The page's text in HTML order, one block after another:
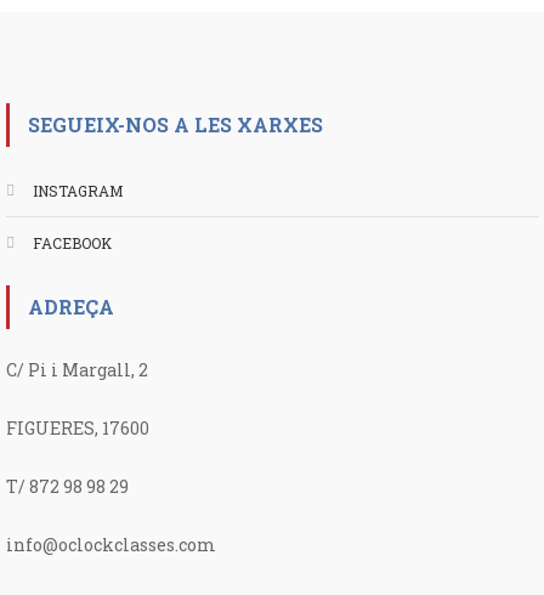
SEGUEIX-NOS A LES XARXES
INSTAGRAM
FACEBOOK
ADREÇA
C/ Pi i Margall, 2
FIGUERES, 17600
T/ 872 98 98 29
info@oclockclasses.com